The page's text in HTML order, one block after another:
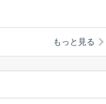
もっと見る